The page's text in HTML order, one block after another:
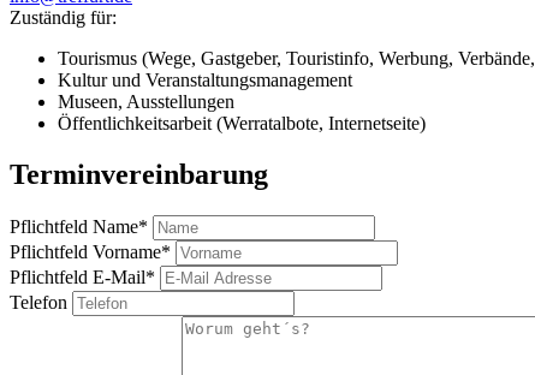
Zuständig für:
Tourismus (Wege, Gastgeber, Touristinfo, Werbung,
Kultur und Veranstaltungsmanagement
Museen, Ausstellungen
Öffentlichkeitsarbeit (Werratalbote, Internetseite)
Terminvereinbarung
Pflichtfeld Name*
Pflichtfeld Vorname*
Pflichtfeld E-Mail*
Telefon